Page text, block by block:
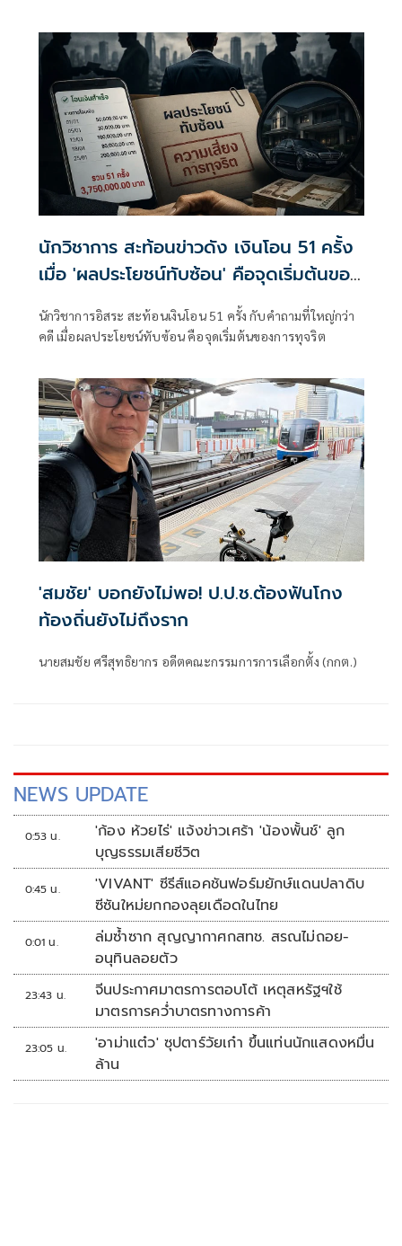
ตำรวจเอี่ยวหุ้นส่วนดำเนินคดีไม่มีละเว้น
นักวิชาการ สะท้อนข่าวดัง เงินโอน 51 ครั้ง
เมื่อ 'ผลประโยชน์ทับซ้อน' คือจุดเริ่มต้นของ
นักวิชาการอิสระ สะท้อนเงินโอน 51 ครั้ง กับคำถามที่ใหญ่กว่า
คดี เมื่อผลประโยชน์ทับซ้อน คือจุดเริ่มต้นของการทุจริต
'สมชัย' บอกยังไม่พอ! ป.ป.ช.ต้องฟันโกง
ท้องถิ่นยังไม่ถึงราก
นายสมชัย ศรีสุทธิยากร อดีตคณะกรรมการการเลือกตั้ง (กกต.)
NEWS UPDATE
0:53 น.
'ก้อง ห้วยไร่' แจ้งข่าวเศร้า 'น้องพั้นช์' ลูก
บุญธรรมเสียชีวิต
0:45 น.
'VIVANT' ซีรีส์แอคชันฟอร์มยักษ์แดนปลาดิบ
ซีซันใหม่ยกกองลุยเดือดในไทย
0:01 น.
ล่มซ้ำซาก สุญญากาศกสทช. สรณไม่ถอย-
อนุทินลอยตัว
23:43 น.
จีนประกาศมาตรการตอบโต้ เหตุสหรัฐฯใช้
มาตรการคว่ำบาตรทางการค้า
23:05 น.
'อาม่าแต๋ว' ซุปตาร์วัยเก๋า ขึ้นแท่นนักแสดงหมื่น
ล้าน